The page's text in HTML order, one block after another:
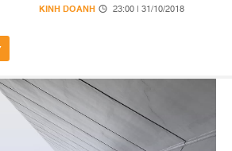
KINH DOANH 23:00 | 31/10/2018